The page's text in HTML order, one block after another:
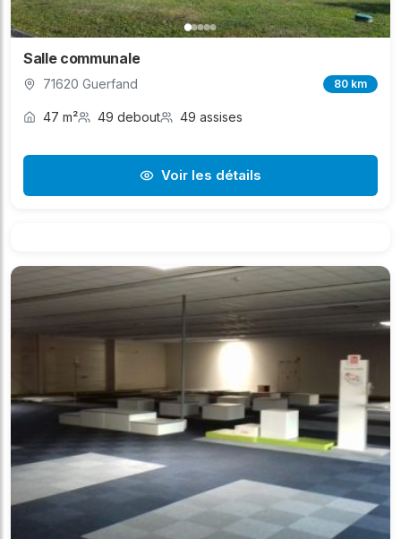
Salle communale
71620 Guerfand 80 km
47 m² 49 debout 49 assises
Voir les détails